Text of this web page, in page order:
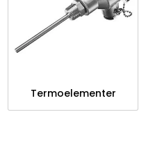
Termoelementer